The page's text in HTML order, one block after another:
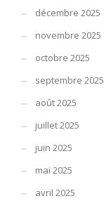
décembre 2025
novembre 2025
octobre 2025
septembre 2025
août 2025
juillet 2025
juin 2025
mai 2025
avril 2025